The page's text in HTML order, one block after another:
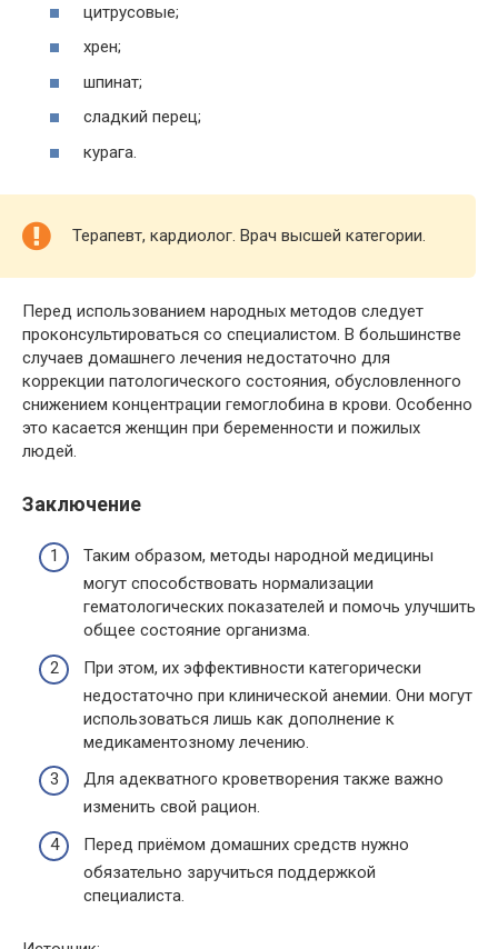
цитрусовые;
хрен;
шпинат;
сладкий перец;
курага.
Терапевт, кардиолог. Врач высшей категории.
Перед использованием народных методов следует
проконсультироваться со специалистом. В большинстве
случаев домашнего лечения недостаточно для
коррекции патологического состояния, обусловленного
снижением концентрации гемоглобина в крови. Особенно
это касается женщин при беременности и пожилых
людей.
Заключение
Таким образом, методы народной медицины
могут способствовать нормализации
гематологических показателей и помочь улучшить
общее состояние организма.
При этом, их эффективности категорически
недостаточно при клинической анемии. Они могут
использоваться лишь как дополнение к
медикаментозному лечению.
Для адекватного кроветворения также важно
изменить свой рацион.
Перед приёмом домашних средств нужно
обязательно заручиться поддержкой
специалиста.